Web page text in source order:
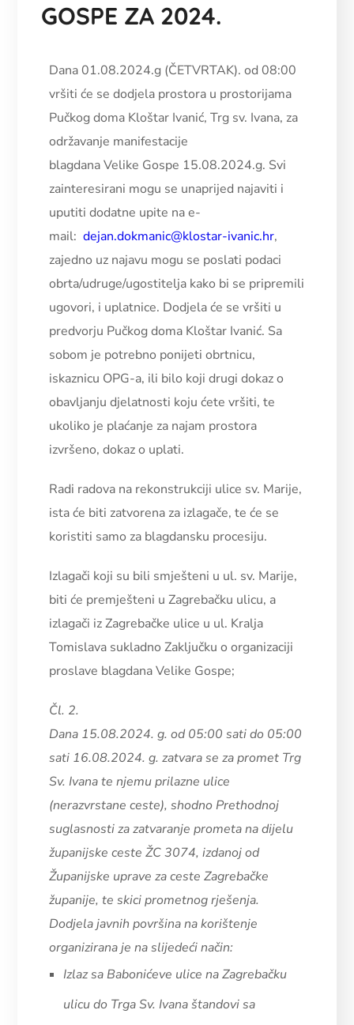
GOSPE ZA 2024.
Dana 01.08.2024.g (ČETVRTAK). od 08:00
vršiti će se dodjela prostora u prostorijama
Pučkog doma Kloštar Ivanić, Trg sv. Ivana, za
održavanje manifestacije
blagdana Velike Gospe 15.08.2024.g. Svi
zainteresirani mogu se unaprijed najaviti i
uputiti dodatne upite na e-
mail: dejan.dokmanic@klostar-ivanic.hr,
zajedno uz najavu mogu se poslati podaci
obrta/udruge/ugostitelja kako bi se pripremili
ugovori, i uplatnice. Dodjela će se vršiti u
predvorju Pučkog doma Kloštar Ivanić. Sa
sobom je potrebno ponijeti obrtnicu,
iskaznicu OPG-a, ili bilo koji drugi dokaz o
obavljanju djelatnosti koju ćete vršiti, te
ukoliko je plaćanje za najam prostora
izvršeno, dokaz o uplati.
Radi radova na rekonstrukciji ulice sv. Marije,
ista će biti zatvorena za izlagače, te će se
koristiti samo za blagdansku procesiju.
Izlagači koji su bili smješteni u ul. sv. Marije,
biti će premješteni u Zagrebačku ulicu, a
izlagači iz Zagrebačke ulice u ul. Kralja
Tomislava sukladno Zaključku o organizaciji
proslave blagdana Velike Gospe;
Čl. 2.
Dana 15.08.2024. g. od 05:00 sati do 05:00
sati 16.08.2024. g. zatvara se za promet Trg
Sv. Ivana te njemu prilazne ulice
(nerazvrstane ceste), shodno Prethodnoj
suglasnosti za zatvaranje prometa na dijelu
županijske ceste ŽC 3074, izdanoj od
Županijske uprave za ceste Zagrebačke
županije, te skici prometnog rješenja.
Dodjela javnih površina na korištenje
organizirana je na slijedeći način:
Izlaz sa Babonićeve ulice na Zagrebačku
ulicu do Trga Sv. Ivana štandovi sa